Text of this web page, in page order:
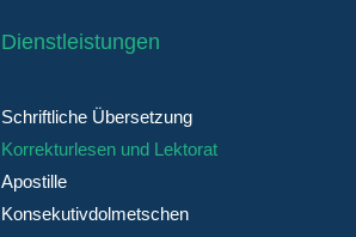
Dienstleistungen
Schriftliche Übersetzung
Korrekturlesen und Lektorat
Apostille
Konsekutivdolmetschen